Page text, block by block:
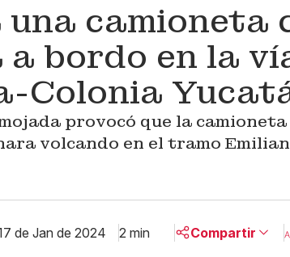
una camioneta
bordo en la
Colonia
provocó que la
volcando en el tramo
de Jan de 2024 2 min Compartir